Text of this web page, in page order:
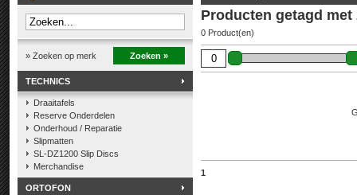
» Zoeken op merk Zoeken »
TECHNICS
Draaitafels
Reserve Onderdelen
Onderhoud / Reparatie
Slipmatten
SL-DZ1200 Slip Discs
Merchandise
ORTOFON
Producten getagd met
0 Product(en)
1